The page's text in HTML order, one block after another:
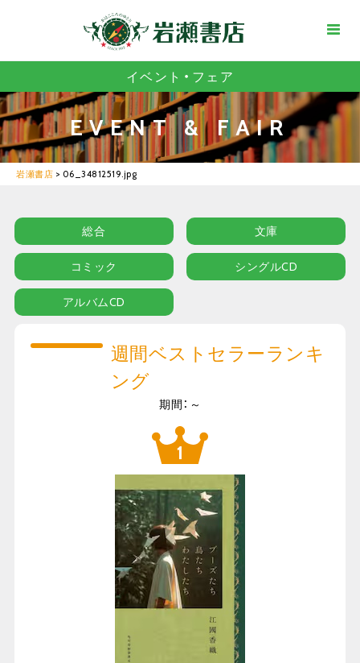
イベント・フェア
EVENT & FAIR
岩瀬書店 > 06_34812519.jpg
総合 文庫
コミック シングルCD
アルバムCD
週間ベストセラーランキ
ング
期間：～